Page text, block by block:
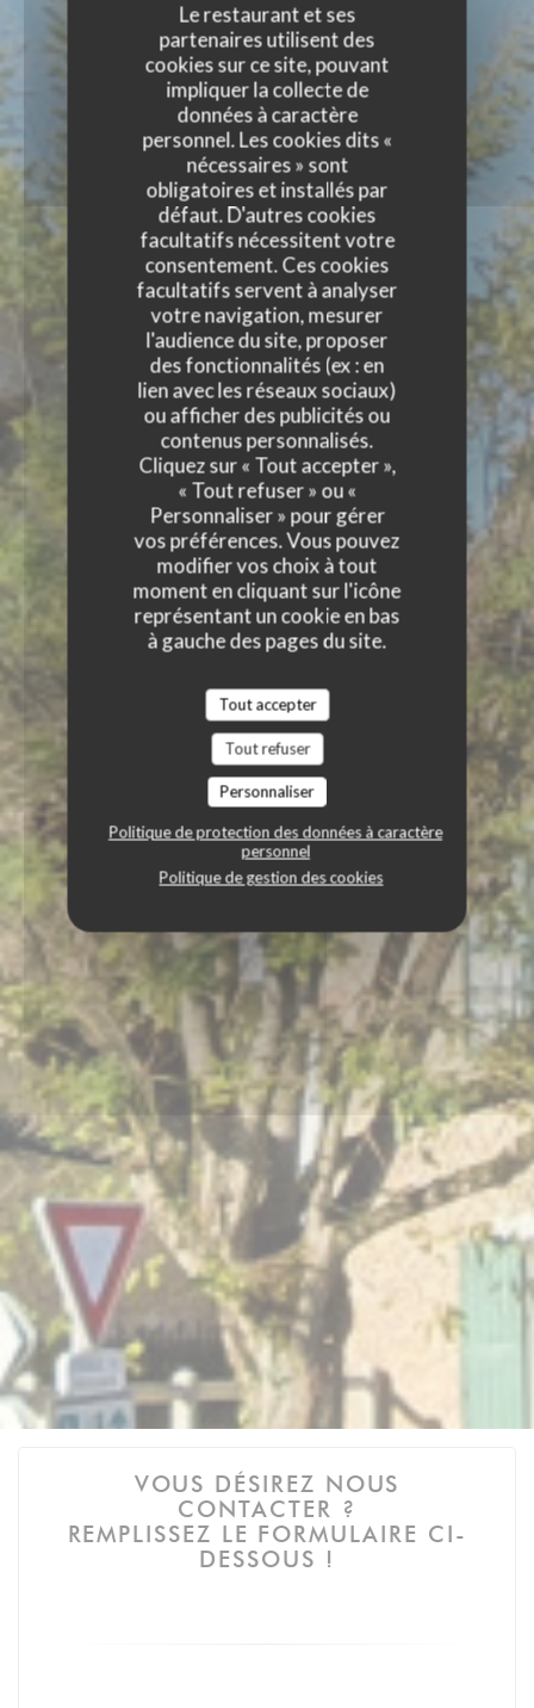
Le restaurant et ses
partenaires utilisent des
cookies sur ce site, pouvant
impliquer la collecte de
données à caractère
personnel. Les cookies dits «
nécessaires » sont
obligatoires et installés par
défaut. D'autres cookies
facultatifs nécessitent votre
consentement. Ces cookies
facultatifs servent à analyser
votre navigation, mesurer
l'audience du site, proposer
des fonctionnalités (ex : en
lien avec les réseaux sociaux)
ou afficher des publicités ou
contenus personnalisés.
Cliquez sur « Tout accepter »,
« Tout refuser » ou «
Personnaliser » pour gérer
vos préférences. Vous pouvez
modifier vos choix à tout
moment en cliquant sur l'icône
représentant un cookie en bas
à gauche des pages du site.
Tout accepter
Tout refuser
Personnaliser
Politique de protection des données à caractère
personnel
Politique de gestion des cookies
VOUS DÉSIREZ NOUS
CONTACTER ?
REMPLISSEZ LE FORMULAIRE CI-
DESSOUS !